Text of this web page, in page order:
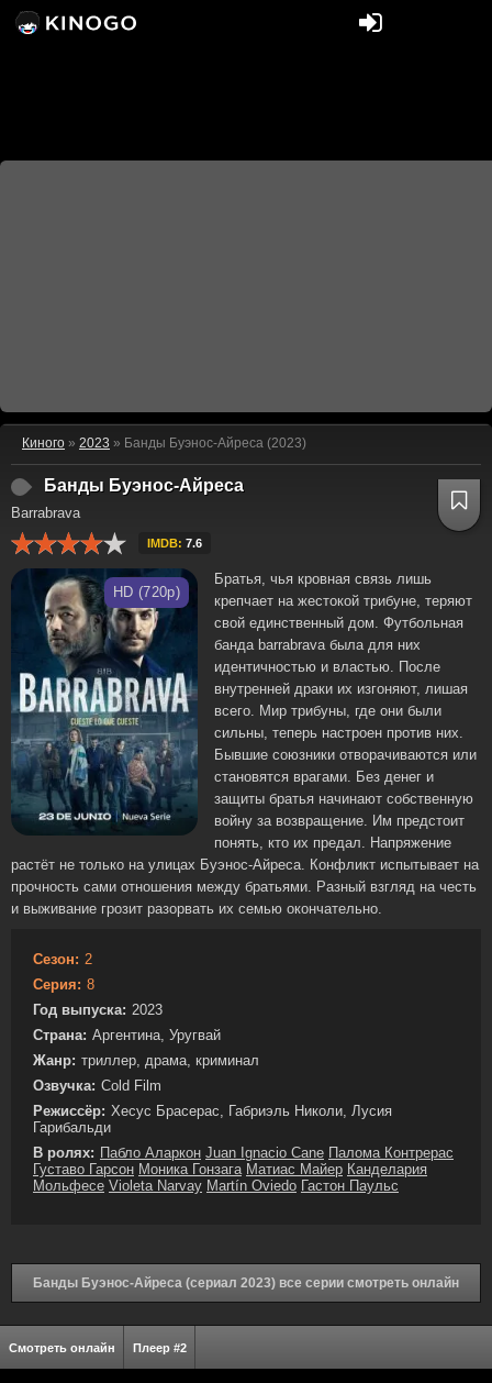
Киного » 2023 » Банды Буэнос-Айреса (2023)
Банды Буэнос-Айреса
Barrabrava
IMDB: 7.6
HD (720p)
Братья, чья кровная связь лишь
крепчает на жестокой трибуне, теряют
свой единственный дом. Футбольная
банда barrabrava была для них
идентичностью и властью. После
внутренней драки их изгоняют, лишая
всего. Мир трибуны, где они были
сильны, теперь настроен против них.
Бывшие союзники отворачиваются или
становятся врагами. Без денег и
защиты братья начинают собственную
войну за возвращение. Им предстоит
понять, кто их предал. Напряжение
растёт не только на улицах Буэнос-Айреса. Конфликт испытывает на
прочность сами отношения между братьями. Разный взгляд на честь
и выживание грозит разорвать их семью окончательно.
Сезон: 2
Серия: 8
Год выпуска: 2023
Страна: Аргентина, Уругвай
Жанр: триллер, драма, криминал
Озвучка: Cold Film
Режиссёр: Хесус Брасерас, Габриэль Николи, Лусия
Гарибальди
В ролях: Пабло Аларкон Juan Ignacio Cane Палома Контрерас
Густаво Гарсон Моника Гонзага Матиас Майер Канделария
Мольфесе Violeta Narvay Martín Oviedo Гастон Паульс
Банды Буэнос-Айреса (сериал 2023) все серии смотреть онлайн
Смотреть онлайн Плеер #2